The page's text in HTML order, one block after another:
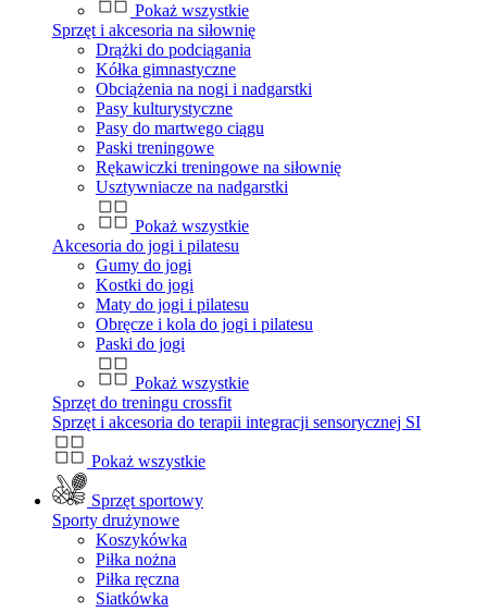
Pokaż wszystkie
Sprzęt i akcesoria na siłownię
Drążki do podciągania
Kółka gimnastyczne
Obciążenia na nogi i nadgarstki
Pasy kulturystyczne
Pasy do martwego ciągu
Paski treningowe
Rękawiczki treningowe na siłownię
Usztywniacze na nadgarstki
Pokaż wszystkie
Akcesoria do jogi i pilatesu
Gumy do jogi
Kostki do jogi
Maty do jogi i pilatesu
Obręcze i kola do jogi i pilatesu
Paski do jogi
Pokaż wszystkie
Sprzęt do treningu crossfit
Sprzęt i akcesoria do terapii integracji sensorycznej SI
Pokaż wszystkie
Sprzęt sportowy
Sporty drużynowe
Koszykówka
Piłka nożna
Piłka ręczna
Siatkówka